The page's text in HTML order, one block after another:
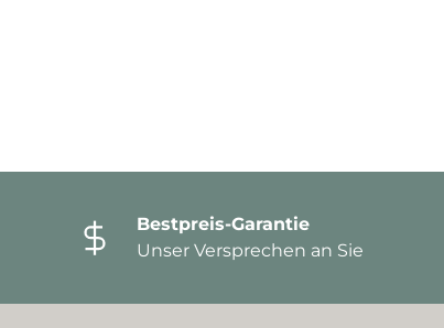
Bestpreis-Garantie
Unser Versprechen an Sie